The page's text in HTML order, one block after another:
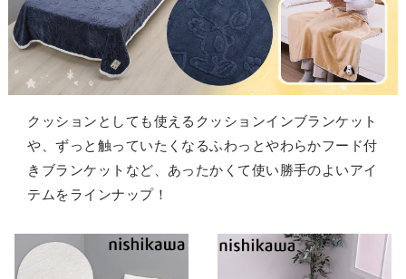
クッションとしても使えるクッションインブランケット
や、ずっと触っていたくなるふわっとやわらかフード付
きブランケットなど、あったかくて使い勝手のよいアイ
テムをラインナップ！